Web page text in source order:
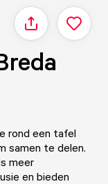
Delen
rond een tafel
samen te delen.
meer
en bieden